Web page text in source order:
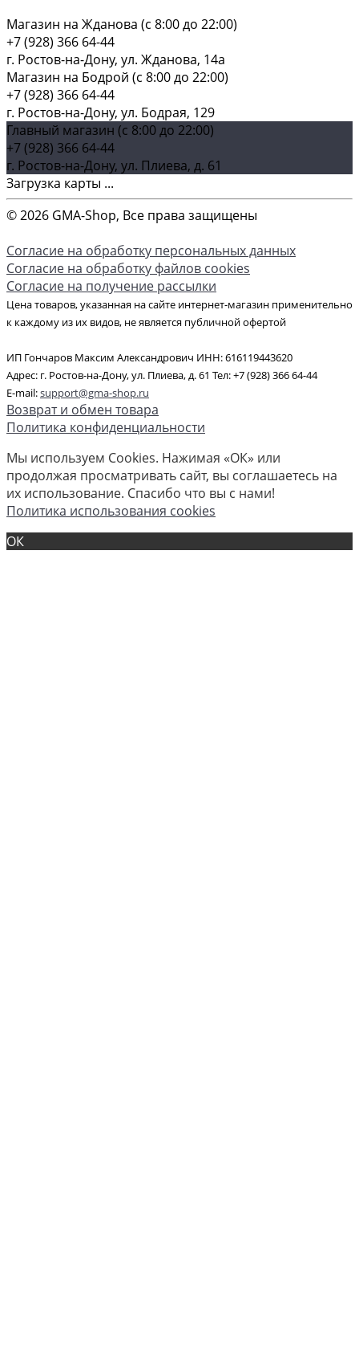
Магазин на Жданова (c 8:00 до 22:00)
+7 (928) 366 64-44
г. Ростов-на-Дону, ул. Жданова, 14а
Магазин на Бодрой (c 8:00 до 22:00)
+7 (928) 366 64-44
г. Ростов-на-Дону, ул. Бодрая, 129
Главный магазин (c 8:00 до 22:00)
+7 (928) 366 64-44
г. Ростов-на-Дону, ул. Плиева, д. 61
Загрузка карты ...
© 2026 GMA-Shop, Все права защищены
Согласие на обработку персональных данных
Согласие на обработку файлов cookies
Согласие на получение рассылки
Цена товаров, указанная на сайте интернет-магазин применительно
к каждому из их видов, не является публичной офертой
ИП Гончаров Максим Александрович ИНН: 616119443620
Адрес: г. Ростов-на-Дону, ул. Плиева, д. 61 Тел: +7 (928) 366 64-44
E-mail:support@gma-shop.ru
Возврат и обмен товара
Политика конфиденциальности
Мы используем Cookies. Нажимая «ОК» или
продолжая просматривать сайт, вы соглашаетесь на
их использование. Спасибо что вы с нами!
Политика использования cookies
ОК